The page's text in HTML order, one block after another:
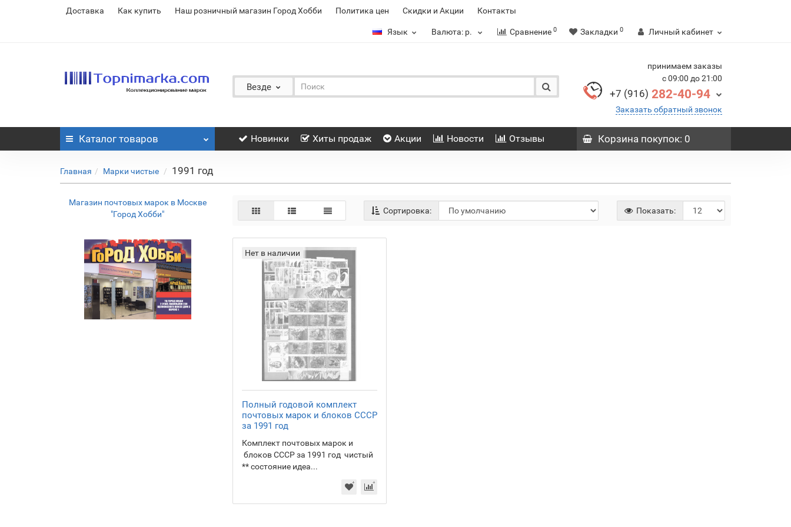
Доставка Как купить Наш розничный магазин Город Хобби Политика цен Скидки и Акции Контакты
Язык Валюта: р. Сравнение 0 Закладки 0 Личный кабинет
Везде
принимаем заказы
с 09:00 до 21:00
+7 (916) 282-40-94
Заказать обратный звонок
Каталог товаров Новинки Хиты продаж Акции Новости Отзывы Корзинапокупок: 0
Главная Марки чистые 1991 год
Магазин почтовых марок в Москве
"Город Хобби"
Сортировка: Показать:
Нет в наличии
Полный годовой комплект
почтовых марок и блоков СССР
за 1991 год
Комплект почтовых марок и
блоков СССР за 1991 год чистый
** состояние идеа...